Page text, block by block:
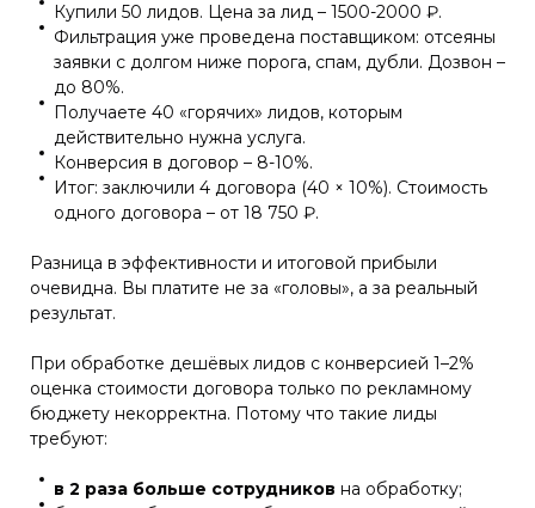
Купили 50 лидов. Цена за лид – 1500-2000 ₽.
Фильтрация уже проведена поставщиком: отсеяны
заявки с долгом ниже порога, спам, дубли. Дозвон –
до 80%.
Получаете 40 «горячих» лидов, которым
действительно нужна услуга.
Конверсия в договор – 8-10%.
Итог: заключили 4 договора (40 × 10%). Стоимость
одного договора – от 18 750 ₽.
Разница в эффективности и итоговой прибыли
очевидна. Вы платите не за «головы», а за реальный
результат.
При обработке дешёвых лидов с конверсией 1–2%
оценка стоимости договора только по рекламному
бюджету некорректна. Потому что такие лиды
требуют:
в 2 раза больше сотрудников на обработку;